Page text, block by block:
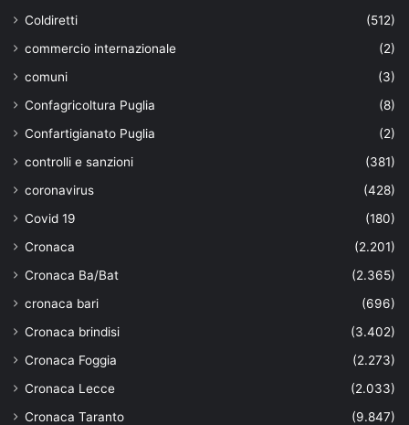
Coldiretti
(512)
commercio internazionale
(2)
comuni
(3)
Confagricoltura Puglia
(8)
Confartigianato Puglia
(2)
controlli e sanzioni
(381)
coronavirus
(428)
Covid 19
(180)
Cronaca
(2.201)
Cronaca Ba/Bat
(2.365)
cronaca bari
(696)
Cronaca brindisi
(3.402)
Cronaca Foggia
(2.273)
Cronaca Lecce
(2.033)
Cronaca Taranto
(9.847)